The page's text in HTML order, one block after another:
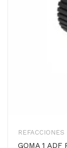
GOMA 1 ADF